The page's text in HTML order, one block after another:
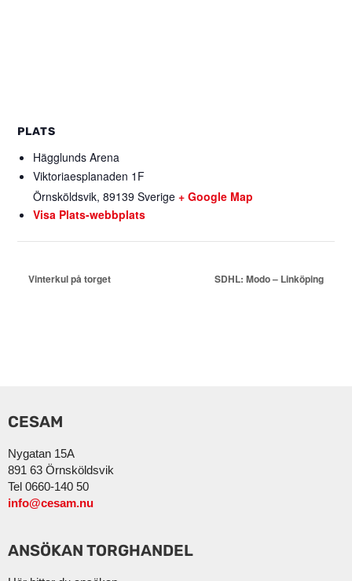
PLATS
Hägglunds Arena
Viktoriaesplanaden 1F
Örnsköldsvik, 89139 Sverige + Google Map
Visa Plats-webbplats
Vinterkul på torget SDHL: Modo – Linköping
CESAM
Nygatan 15A
891 63 Örnsköldsvik
Tel 0660-140 50
info@cesam.nu
ANSÖKAN TORGHANDEL